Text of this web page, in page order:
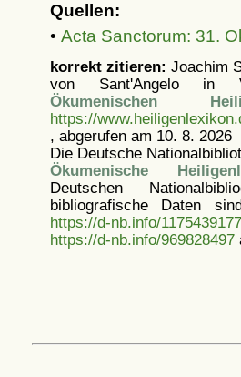
Quellen:
• Acta Sanctorum: 31.
korrekt zitieren: Joachim
von Sant'Angelo in
Ökumenischen
https://
, abgerufen am 10. 8. 2026
Die Deutsche
Ökumenische
Deutschen
bibliografische Daten
https://d-nb.info/1175439177
https://d-nb.info/969828497